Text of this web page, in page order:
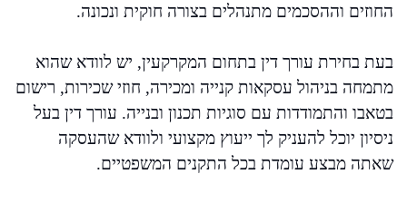
החוזים וההסכמים מתנהלים בצורה חוקית ונכונה.
בעת בחירת עורך דין בתחום המקרקעין, יש לוודא שהוא
מתמחה בניהול עסקאות קנייה ומכירה, חוזי שכירות, רישום
בטאבו והתמודדות עם סוגיות תכנון ובנייה. עורך דין בעל
ניסיון יוכל להעניק לך ייעוץ מקצועי ולוודא שהעסקה
שאתה מבצע עומדת בכל התקנים המשפטיים.